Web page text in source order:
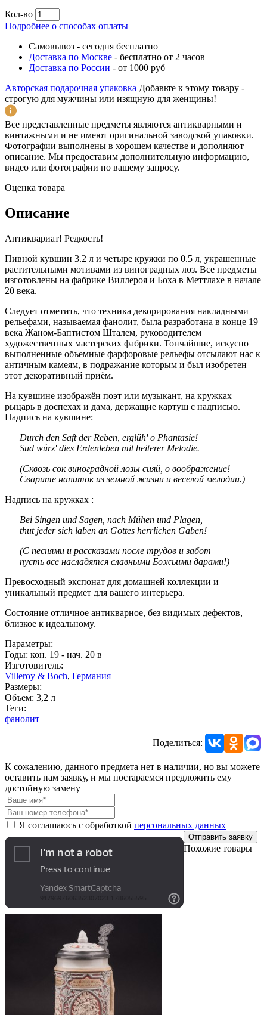
Кол-во
Подробнее о способах оплаты
Самовывоз - сегодня бесплатно
Доставка по Москве - бесплатно от 2 часов
Доставка по России - от 1000 руб
Авторская подарочная упаковка Добавьте к этому товару -
строгую для мужчины или изящную для женщины!
Все представленные предметы являются антикварными и
винтажными и не имеют оригинальной заводской упаковки.
Фотографии выполнены в хорошем качестве и дополняют
описание. Мы предоставим дополнительную информацию,
видео или фотографии по вашему запросу.
Оценка товара
Описание
Антиквариат! Редкость!
Пивной кувшин 3.2 л и четыре кружки по 0.5 л, украшенные
растительными мотивами из виноградных лоз. Все предметы
изготовлены на фабрике Виллероя и Боха в Меттлахе в начале
20 века.
Следует отметить, что техника декорирования накладными
рельефами, называемая фанолит, была разработана в конце 19
века Жаном-Баптистом Шталем, руководителем
художественных мастерских фабрики. Тончайшие, искусно
выполненные объемные фарфоровые рельефы отсылают нас к
античным камеям, в подражание которым и был изобретен
этот декоративный приём.
На кувшине изображён поэт или музыкант, на кружках
рыцарь в доспехах и дама, держащие картуш с надписью.
Надпись на кувшине:
Durch den Saft der Reben, erglüh' o Phantasie!
Sud würz' dies Erdenleben mit heiterer Melodie.
(Сквозь сок виноградной лозы сияй, о воображение!
Сварите напиток из земной жизни и веселой мелодии.)
Надпись на кружках :
Bei Singen und Sagen, nach Mühen und Plagen,
thut jeder sich laben an Gottes herrlichen Gaben!
(С песнями и рассказами после трудов и забот
пусть все насладятся славными Божьими дарами!)
Превосходный экспонат для домашней коллекции и
уникальный предмет для вашего интерьера.
Состояние отличное антикварное, без видимых дефектов,
близкое к идеальному.
Параметры:
Годы: кон. 19 - нач. 20 в
Изготовитель:
Villeroy & Boch, Германия
Размеры:
Объем: 3,2 л
Теги:
фанолит
Поделиться:
К сожалению, данного предмета нет в наличии, но вы можете
оставить нам заявку, и мы постараемся предложить ему
достойную замену
Я соглашаюсь с обработкой персональных данных
Отправить заявку
Похожие товары